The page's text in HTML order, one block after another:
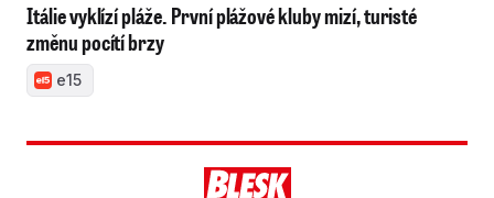
Itálie vyklízí pláže. První plážové kluby mizí, turisté
změnu pocítí brzy
e15